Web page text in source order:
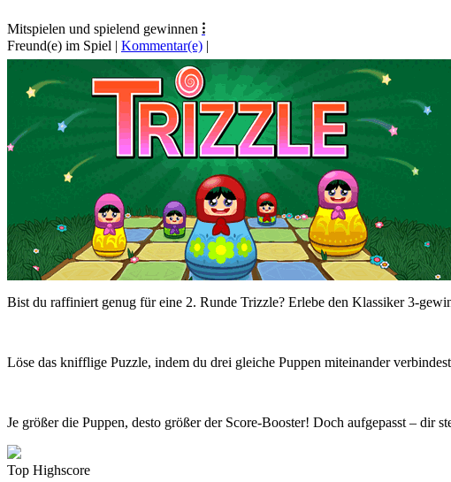
Mitspielen und spielend gewinnen ⁝
Freund(e) im Spiel | Kommentar(e) |
Bist du raffiniert genug für eine 2. Runde Trizzle? Erlebe den Klassiker 3-
Löse das knifflige Puzzle, indem du drei gleiche Puppen miteinander
Je größer die Puppen, desto größer der Score-Booster! Doch aufgepasst – dir
Top Highscore